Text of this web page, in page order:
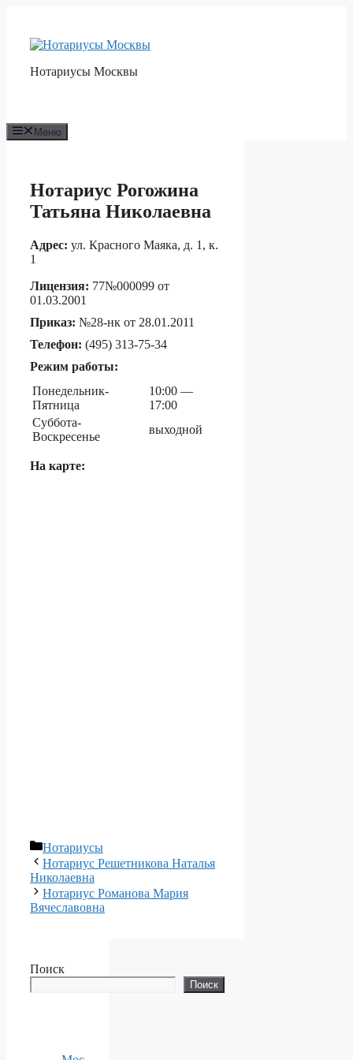
содержимому
Нотариусы Москвы
Меню
Нотариус Рогожина
Татьяна Николаевна
Адрес: ул. Красного Маяка, д. 1, к.
1
Лицензия: 77№000099 от
01.03.2001
Приказ: №28-нк от 28.01.2011
Телефон: (495) 313-75-34
Режим работы:
Понедельник-
Пятница
10:00 —
17:00
Суббота-
Воскресенье
выходной
На карте:
Рубрики
Нотариусы
Нотариус Решетникова Наталья
Николаевна
Нотариус Романова Мария
Вячеславовна
Поиск
Поиск